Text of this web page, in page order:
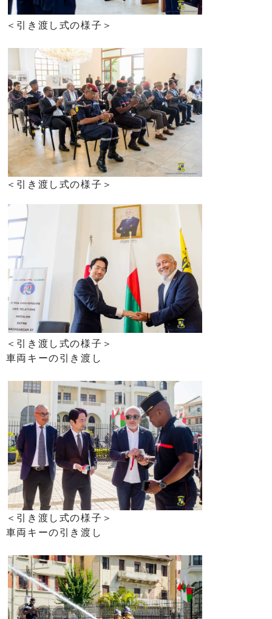
＜引き渡し式の様子＞
＜引き渡し式の様子＞
＜引き渡し式の様子＞
車両キーの引き渡し
＜引き渡し式の様子＞
車両キーの引き渡し